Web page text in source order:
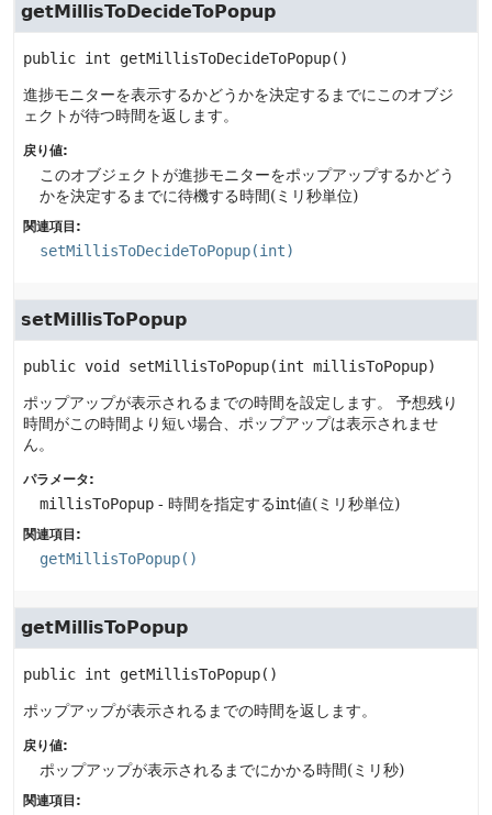
getMillisToDecideToPopup
public int getMillisToDecideToPopup()
進捗モニターを表示するかどうかを決定するまでにこのオブジ
ェクトが待つ時間を返します。
戻り値:
このオブジェクトが進捗モニターをポップアップするかどう
かを決定するまでに待機する時間(ミリ秒単位)
関連項目:
setMillisToDecideToPopup(int)
setMillisToPopup
public void setMillisToPopup(int millisToPopup)
ポップアップが表示されるまでの時間を設定します。
予想残り
時間がこの時間より短い場合、ポップアップは表示されませ
ん。
パラメータ:
millisToPopup - 時間を指定するint値(ミリ秒単位)
関連項目:
getMillisToPopup()
getMillisToPopup
public int getMillisToPopup()
ポップアップが表示されるまでの時間を返します。
戻り値:
ポップアップが表示されるまでにかかる時間(ミリ秒)
関連項目: